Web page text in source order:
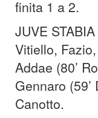
finita 1 a 2.
JUVE
Vitiello,
Addae (80’
Gennaro
Canotto.